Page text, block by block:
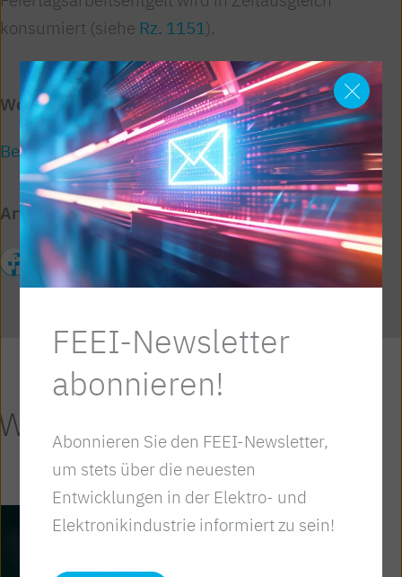
konsumiert (siehe Rz. 1151 ).
Weiterführende Links
Bericht über Nationalratsbeschluss
Artikel teilen
Artikel
FEEI-Newsletter
abonnieren!
Abonnieren Sie den FEEI-Newsletter,
um stets über die neuesten
Entwicklungen in der Elektro- und
Elektronikindustrie informiert zu sein!